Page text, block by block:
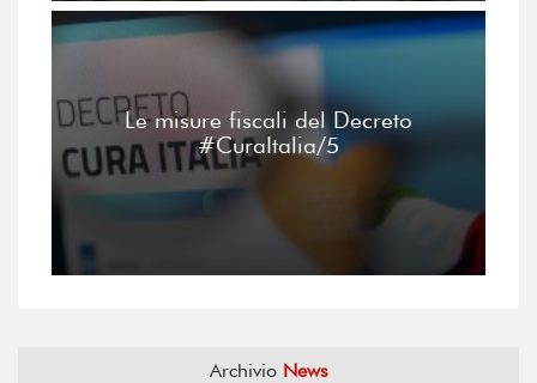
Le misure fiscali del Decreto
#CuraItalia/5
Archivio News